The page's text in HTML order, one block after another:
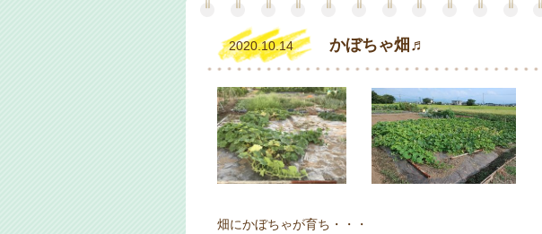
2020.10.14 かぼちゃ畑♬
畑にかぼちゃが育ち・・・